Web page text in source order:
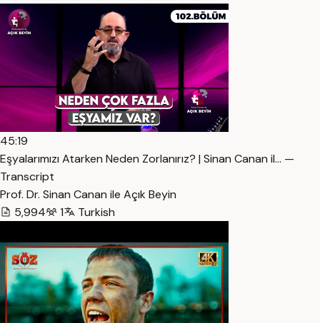
45:19
Eşyalarımızı Atarken Neden Zorlanırız? | Sinan Canan il… —
Transcript
Prof. Dr. Sinan Canan ile Açık Beyin
5,994
1 Turkish